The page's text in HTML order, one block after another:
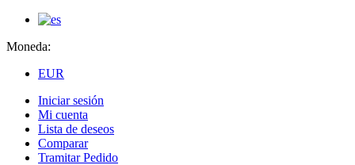
Moneda:
EUR
Iniciar sesión
Mi cuenta
Lista de deseos
Comparar
Tramitar Pedido